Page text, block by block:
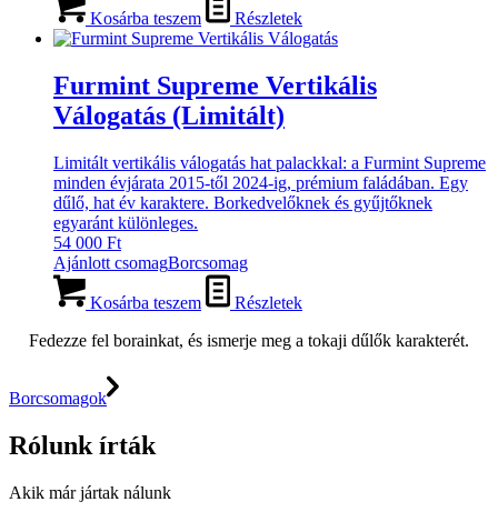
Kosárba teszem Részletek
Furmint Supreme Vertikális
Válogatás (Limitált)
Limitált vertikális válogatás hat palackkal: a Furmint Supreme
minden évjárata 2015-től 2024-ig, prémium faládában. Egy
dűlő, hat év karaktere. Borkedvelőknek és gyűjtőknek
egyaránt különleges.
54 000 Ft
Ajánlott csomagBorcsomag
Kosárba teszem
Részletek
Fedezze fel borainkat, és ismerje meg a tokaji dűlők karakterét.
Borcsomagok
Rólunk írták
Akik már jártak nálunk